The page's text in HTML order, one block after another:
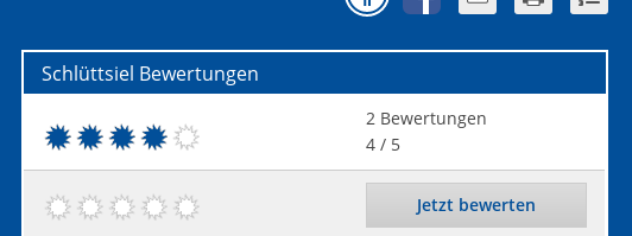
Schlüttsiel Bewertungen
2 Bewertungen
4 / 5
Jetzt bewerten